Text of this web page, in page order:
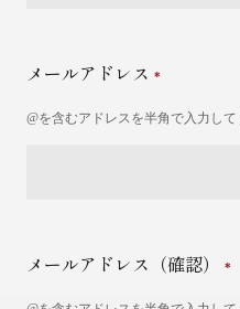
メールアドレス
@を含むアドレスを半角で入力し
メールアドレス（確認）